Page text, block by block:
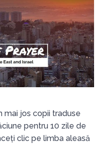
jos copii traduse
pentru 10 zile de
clic pe limba aleasă